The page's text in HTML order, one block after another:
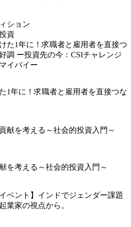
ション
資
1年に！求職者と雇用者を直接つな
を考える～社会的投資入門～